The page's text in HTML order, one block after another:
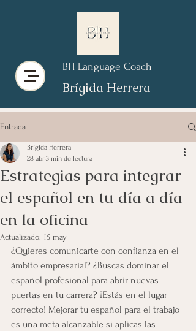
BH Language Coach
Brígida Herrera
Entrada
Estrategias para integrar
el español en tu día a día
en la oficina
Brígida Herrera
28 abr3 min de lectura
Actualizado: 15 may
¿Quieres comunicarte con confianza en el
ámbito empresarial? ¿Buscas dominar el
español profesional para abrir nuevas
puertas en tu carrera? ¡Estás en el lugar
correcto! Mejorar tu español para el trabajo
es una meta alcanzable si aplicas las